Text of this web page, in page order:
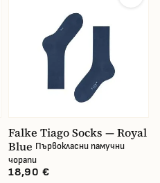
Falke Tiago Socks — Royal
Blue Първокласни памучни
чорапи
18,90 €